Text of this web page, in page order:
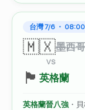
台灣 7/6 ・ 08:00
🇲🇽墨西哥
VS
🏴󠁧󠁢󠁥󠁮󠁧󠁿 英格蘭
英格蘭晉八強 ・